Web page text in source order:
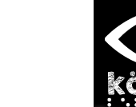
Ana